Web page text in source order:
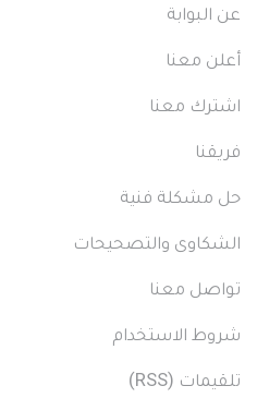
Arabic
Footer
Menu
عن البوابة
أعلن معنا
اشترك معنا
فريقنا
حل مشكلة فنية
الشكاوى والتصحيحات
تواصل معنا
شروط الاستخدام
تلقيمات (RSS)